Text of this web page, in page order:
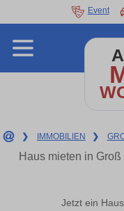
Event
❯ IMMOBILIEN ❯
Haus mieten in
Jetzt ein